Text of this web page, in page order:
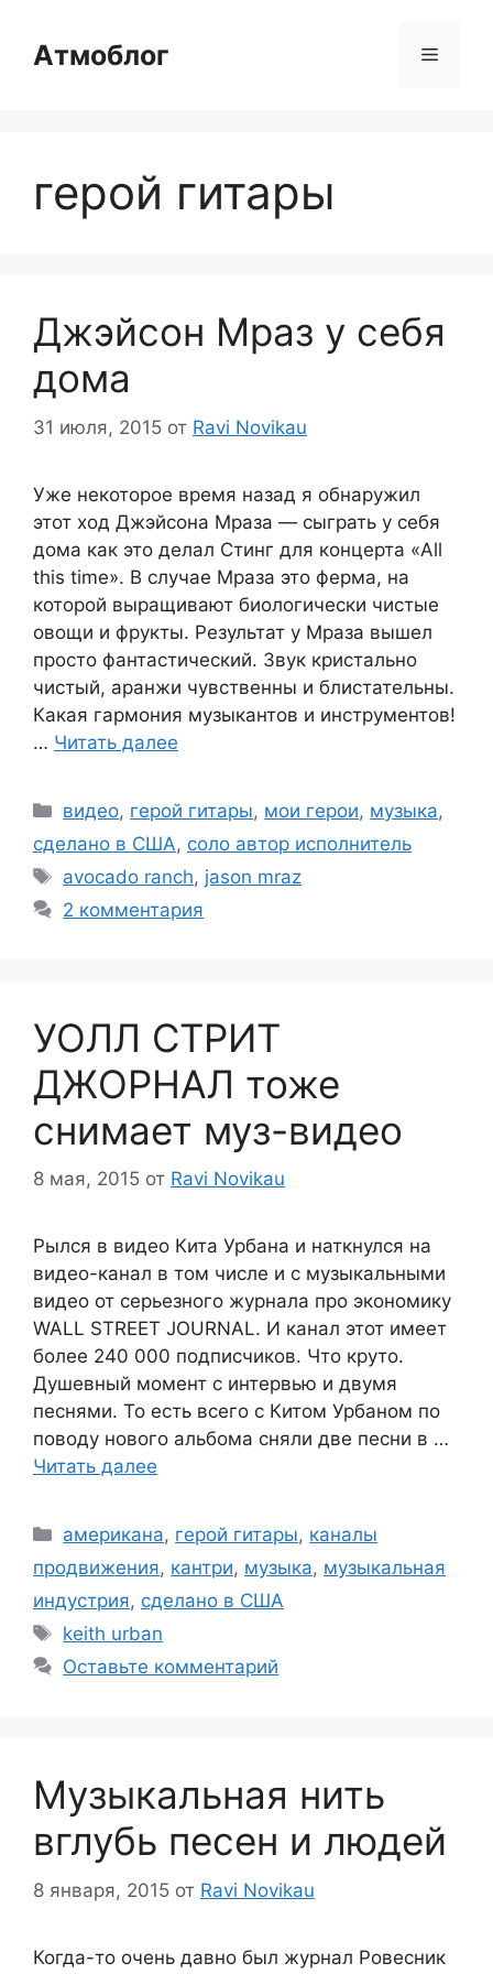
содержимому
Атмоблог Меню
герой гитары
Джэйсон Мраз у себя
дома
31 июля, 2015 от Ravi Novikau
Уже некоторое время назад я обнаружил
этот ход Джэйсона Мраза — сыграть у себя
дома как это делал Стинг для концерта «All
this time». В случае Мраза это ферма, на
которой выращивают биологически чистые
овощи и фрукты. Результат у Мраза вышел
просто фантастический. Звук кристально
чистый, аранжи чувственны и блистательны.
Какая гармония музыкантов и инструментов!
… Читать далее
Рубрики
видео, герой гитары, мои герои, музыка,
сделано в США, соло автор исполнитель
Метки
avocado ranch, jason mraz
2 комментария
УОЛЛ СТРИТ
ДЖОРНАЛ тоже
снимает муз-видео
8 мая, 2015 от Ravi Novikau
Рылся в видео Кита Урбана и наткнулся на
видео-канал в том числе и с музыкальными
видео от серьезного журнала про экономику
WALL STREET JOURNAL. И канал этот имеет
более 240 000 подписчиков. Что круто.
Душевный момент с интервью и двумя
песнями. То есть всего с Китом Урбаном по
поводу нового альбома сняли две песни в …
Читать далее
Рубрики
американа, герой гитары, каналы
продвижения, кантри, музыка, музыкальная
индустрия, сделано в США
Метки
keith urban
Оставьте комментарий
Музыкальная нить
вглубь песен и людей
8 января, 2015 от Ravi Novikau
Когда-то очень давно был журнал Ровесник